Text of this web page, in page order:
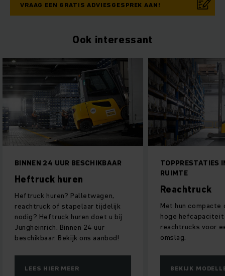
VRAAG EEN GRATIS ADVIESGESPREK AAN!
Ook interessant
TOPPRESTATIES IN EEN KLEINE
RUIMTE
Met hun compacte ontwerp en
hoge hefcapaciteit zorgen onze
reachtrucks voor een hoge
omslag.
BEKIJK MODELLEN
ZUINIG,
EENVOUDIG TE
Stapelaars
Ontdek welke van
elektrische
aansluit op de
behoeften van uw
BEKIJK